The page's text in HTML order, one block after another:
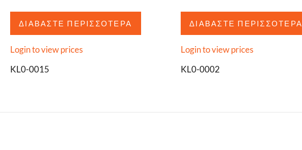
ΔΙΑΒΆΣΤΕ ΠΕΡΙΣΣΌΤΕΡΑ
Login to view prices
KL0-0015
ΔΙΑΒΆΣΤΕ ΠΕΡΙΣΣΌΤΕΡΑ
Login to view prices
KL0-0002